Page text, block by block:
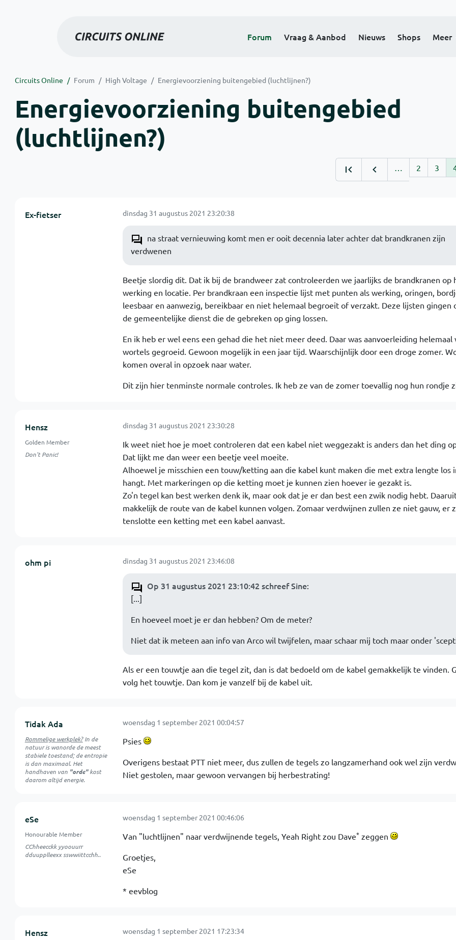
Forum Vraag & Aanbod Nieuws Shops Meer
Circuits Online Forum High Voltage Energievoorziening buitengebied (luchtlijnen?)
Energievoorziening buitengebied
(luchtlijnen?)
… 2 3
Ex-fietser dinsdag 31 augustus 2021 23:20:38
na straat vernieuwing komt men er ooit decennia later achter dat brandkranen zijn
verdwenen
Beetje slordig dit. Dat ik bij de brandweer zat controleerden we jaarlijks de brandkranen op
werking en locatie. Per brandkraan een inspectie lijst met punten als werking, oringen,
leesbaar en aanwezig, bereikbaar en niet helemaal begroeit of verzakt. Deze lijsten gingen
de gemeentelijke dienst die de gebreken op ging lossen.
En ik heb er wel eens een gehad die het niet meer deed. Daar was aanvoerleiding helemaal
wortels gegroeid. Gewoon mogelijk in een jaar tijd. Waarschijnlijk door een droge zomer.
komen overal in opzoek naar water.
Dit zijn hier tenminste normale controles. Ik heb ze van de zomer toevallig nog hun rondje
Hensz
Golden Member
Don't Panic!
dinsdag 31 augustus 2021 23:30:28
Ik weet niet hoe je moet controleren dat een kabel niet weggezakt is anders dan het ding
Dat lijkt me dan weer een beetje veel moeite.
Alhoewel je misschien een touw/ketting aan die kabel kunt maken die met extra lengte los
hangt. Met markeringen op die ketting moet je kunnen zien hoever ie gezakt is.
Zo'n tegel kan best werken denk ik, maar ook dat je er dan best een zwik nodig hebt.
makkelijk de route van de kabel kunnen volgen. Zomaar verdwijnen zullen ze niet gauw, er
tenslotte een ketting met een kabel aanvast.
ohm pi dinsdag 31 augustus 2021 23:46:08
Op 31 augustus 2021 23:10:42 schreef Sine:
[...]
En hoeveel moet je er dan hebben? Om de meter?
Niet dat ik meteen aan info van Arco wil twijfelen, maar schaar mij toch maar onder
Als er een touwtje aan die tegel zit, dan is dat bedoeld om de kabel gemakkelijk te vinden.
volg het touwtje. Dan kom je vanzelf bij de kabel uit.
Tidak Ada
Rommelige werkplek?In de
natuur iswanordede meest
stabiele toestand; de entropie
is dan maximaal. Het
handhaven van "orde"kost
daarom altijd energie.
woensdag 1 september 2021 00:04:57
Psies
Overigens bestaat PTT niet meer, dus zullen de tegels zo langzamerhand ook wel zijn
Niet gestolen, maar gewoon vervangen bij herbestrating!
eSe
Honourable Member
CChheecckk yyoouurr
dduupplleexx sswwiittcchh..
woensdag 1 september 2021 00:46:06
Van "luchtlijnen" naar verdwijnende tegels, Yeah Right zou Dave*zeggen
Groetjes,
eSe
* eevblog
Hensz woensdag 1 september 2021 17:23:34